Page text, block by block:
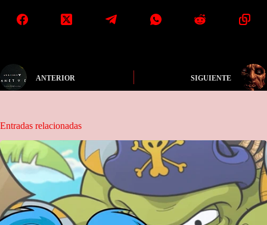
ANTERIOR SIGUIENTE
Entradas relacionadas